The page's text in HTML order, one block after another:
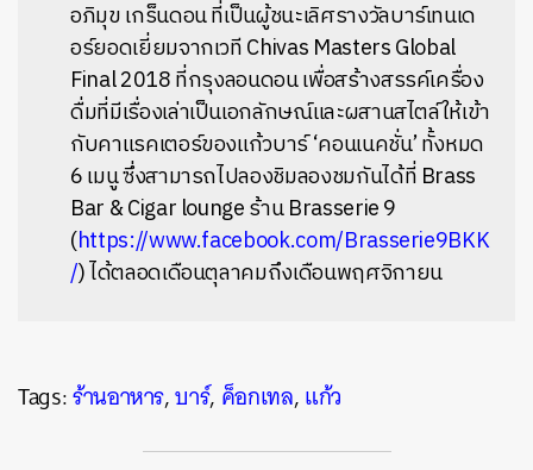
อภิมุขเกร็นดอนที่เป็นผู้ชนะเลิศรางวัลบาร์เทนเด
อร์ยอดเยี่ยมจากเวทีChivas Masters Global
Final 2018ที่กรุงลอนดอนเพื่อสร้างสรรค์เครื่อง
ดื่มที่มีเรื่องเล่าเป็นเอกลักษณ์และผสานสไตล์ให้เข้า
กับคาแรคเตอร์ของแก้วบาร์‘คอนเนคชั่น’ทั้งหมด
6เมนูซึ่งสามารถไปลองชิมลองชมกันได้ที่ Brass
Bar & Cigar loungeร้านBrasserie 9
(https://www.facebook.com/Brasserie9BKK
/)ได้ตลอดเดือนตุลาคมถึงเดือนพฤศจิกายน
Tags:ร้านอาหาร,บาร์, ค็อกเทล,แก้ว